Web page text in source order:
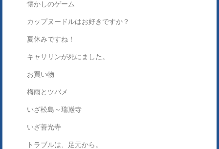
懐かしのゲーム
カップヌードルはお好きですか？
夏休みですね！
キャサリンが死にました。
お買い物
梅雨とツバメ
いざ松島～瑞巌寺
いざ善光寺
トラブルは、足元から。